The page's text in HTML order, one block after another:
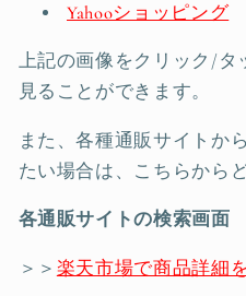
Yahooショッピング
上記の画像をクリック/タ
見ることができます。
また、各種通販サイトか
たい場合は、こちらから
各通販サイトの検索画面
＞＞ 楽天市場で商品詳細